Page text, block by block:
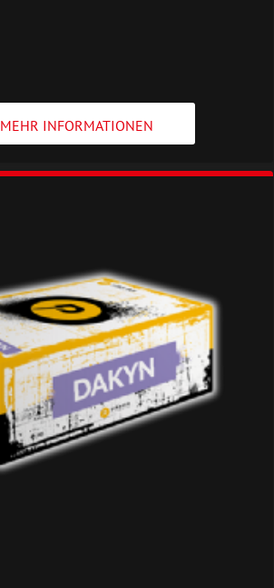
MEHR INFORMATIONEN